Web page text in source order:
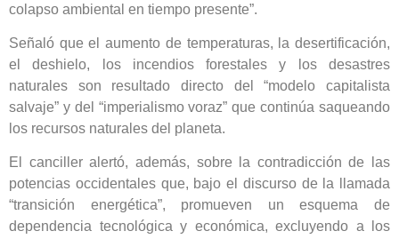
colapso ambiental en tiempo presente”.
Señaló que el aumento de temperaturas, la desertificación,
el deshielo, los incendios forestales y los desastres
naturales son resultado directo del “modelo capitalista
salvaje” y del “imperialismo voraz” que continúa saqueando
los recursos naturales del planeta.
El canciller alertó, además, sobre la contradicción de las
potencias occidentales que, bajo el discurso de la llamada
“transición energética”, promueven un esquema de
dependencia tecnológica y económica, excluyendo a los